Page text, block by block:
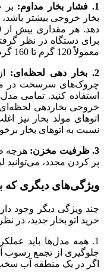
1. فشار بخار مداوم:
بر
بخار خروجی بیشتر باشد،
برای دستگاه در نظر
معمولاً 120 گرم تا 160 گرم در دقیقه است.
2. بخار دهی لحظه‌ای:
چروک‌های سرسخت در
استفاده کنید. تمامی
اتوهای مولد بخار نیز
نسبت به اتوهای بخار
3. ظرفیت مخزن:
هرچه
پر کردن مجدد، می‌توانید
ویژگی‌های دیگری که
چند ویژگی دیگر وجود
خرید اتو بخار جدید، در
1. همه مدل‌ها باید
جلوگیری از تجمع رسوب
اگر در یک منطقه آب